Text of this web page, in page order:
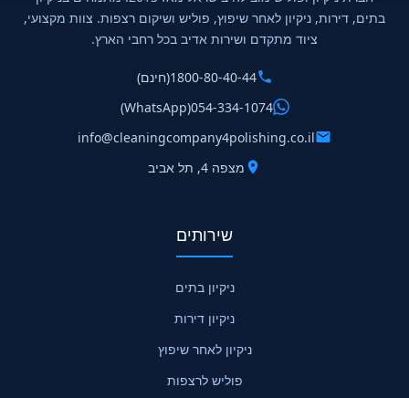
בתים, דירות, ניקיון לאחר שיפוץ, פוליש ושיקום רצפות. צוות מקצועי,
ציוד מתקדם ושירות אדיב בכל רחבי הארץ.
1800-80-40-44(חינם)
054-334-1074
(WhatsApp)
info@cleaningcompany4polishing.co.il
מצפה 4, תל אביב
שירותים
ניקיון בתים
ניקיון דירות
ניקיון לאחר שיפוץ
פוליש לרצפות